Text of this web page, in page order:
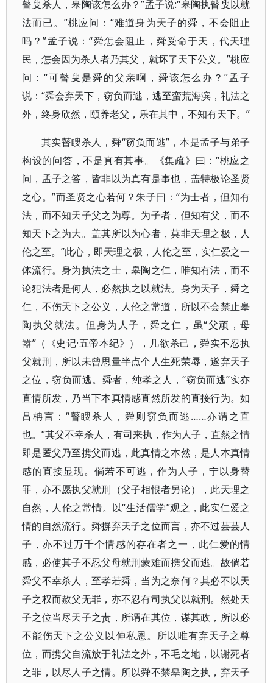
瞽叟杀人，皋陶该怎么办？”孟子说:“皋陶执瞽叟以就
法而已。”桃应问：“难道身为天子的舜，不会阻止
吗？”孟子说：“舜怎会阻止，舜受命于天，代天理
民，怎会因为杀人者乃其父，就坏了天下公义。”桃应
问：“可瞽叟是舜的父亲啊，舜该怎么办？”孟子
说：“舜会弃天下，窃负而逃，逃至蛮荒海滨，礼法之
外，终身欣然，颐养老父，乐在其中，不知有天下。”
其实瞽瞍杀人，舜“窃负而逃”，本是孟子与弟子
构设的问答，不是真有其事。《集疏》曰：“桃应之
问，孟子之答，皆非以为真有是事也，盖特极论圣贤
之心。”而圣贤之心若何？朱子曰：“为士者，但知有
法，而不知天子父之为尊。为子者，但知有父，而不
知天下之为大。盖其所以为心者，莫非天理之极，人
伦之至。”此心，即天理之极，人伦之至，实仁爱之一
体流行。身为执法之士，皋陶之仁，唯知有法，而不
论犯法者是何人，必然执之以就法。身为天子，舜之
仁，不伤天下之公义，人伦之常道，所以不会禁止皋
陶执父就法。但身为人子，舜之仁，虽“父顽，母
嚣”（《史记·五帝本纪》），几欲杀己，舜实不忍执
父就刑，所以未曾思量半点个人生死荣辱，遂弃天子
之位，窃负而逃。舜者，纯孝之人，“窃负而逃”实亦
直情所发，乃当下本真情感直然所发的直接行为。如
吕柟言：“瞽瞍杀人，舜则窃负而逃……亦谓之直
也。”其父不幸杀人，有司来执，作为人子，直然之情
即是匿父乃至携父而逃，此真情之本然，是人本真情
感的直接显现。倘若不可逃，作为人子，宁以身替
罪，亦不愿执父就刑（父子相恨者另论），此天理之
自然，人伦之常情。以“生活儒学”观之，此实仁爱之
情的自然流行。舜摒弃天子之位而言，亦不过芸芸人
子，亦不过万千个情感的存在者之一，此仁爱的情
感，必使其子不忍父母就刑蒙难而携父而逃。故倘若
舜父不幸杀人，至孝若舜，当为之奈何？其必不以天
子之权而赦父无罪，亦不忍有司执父以就刑。然处天
子之位当尽天子之责，所谓在其位，谋其政，所以必
不能伤天下之公义以伸私恩。所以唯有弃天子之尊
位，而携父自流放于礼法之外，不毛之地，以谢死者
之罪，以尽人子之情。所以舜不禁皋陶之执，弃天子